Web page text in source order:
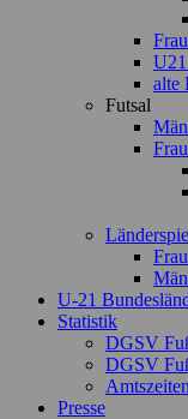
alte
Futsal
U-21
Statistik
DGSV
DGSV
Amtszeiten
Presse